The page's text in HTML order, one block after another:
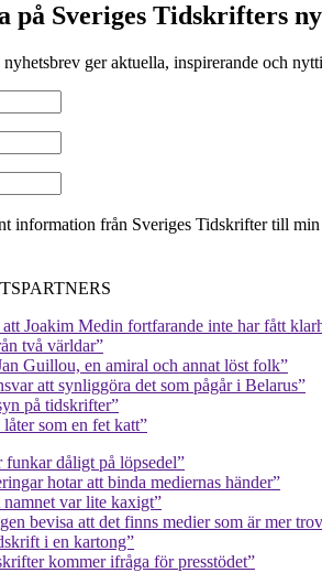
på Sveriges Tidskrifters
ger aktuella, inspirerande och
information från Sveriges Tidskrifter till
Joakim Medin fortfarande inte har fått
två världar”
Guillou, en amiral och annat löst folk”
att synliggöra det som pågår i Belarus”
på tidskrifter”
som en fet katt”
funkar dåligt på löpsedel”
hotar att binda mediernas händer”
var lite kaxigt”
bevisa att det finns medier som är mer
i en kartong”
kommer ifråga för presstödet”